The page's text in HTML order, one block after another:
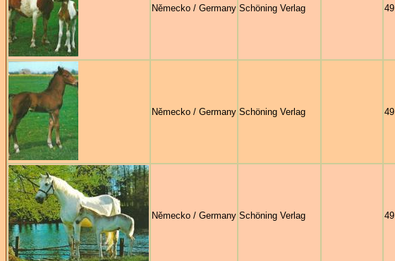
Německo / Germany Schöning Verlag
Německo / Germany Schöning Verlag
Německo / Germany Schöning Verlag